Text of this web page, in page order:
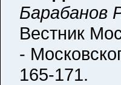
Барабанов
Вестник
-
165-171.